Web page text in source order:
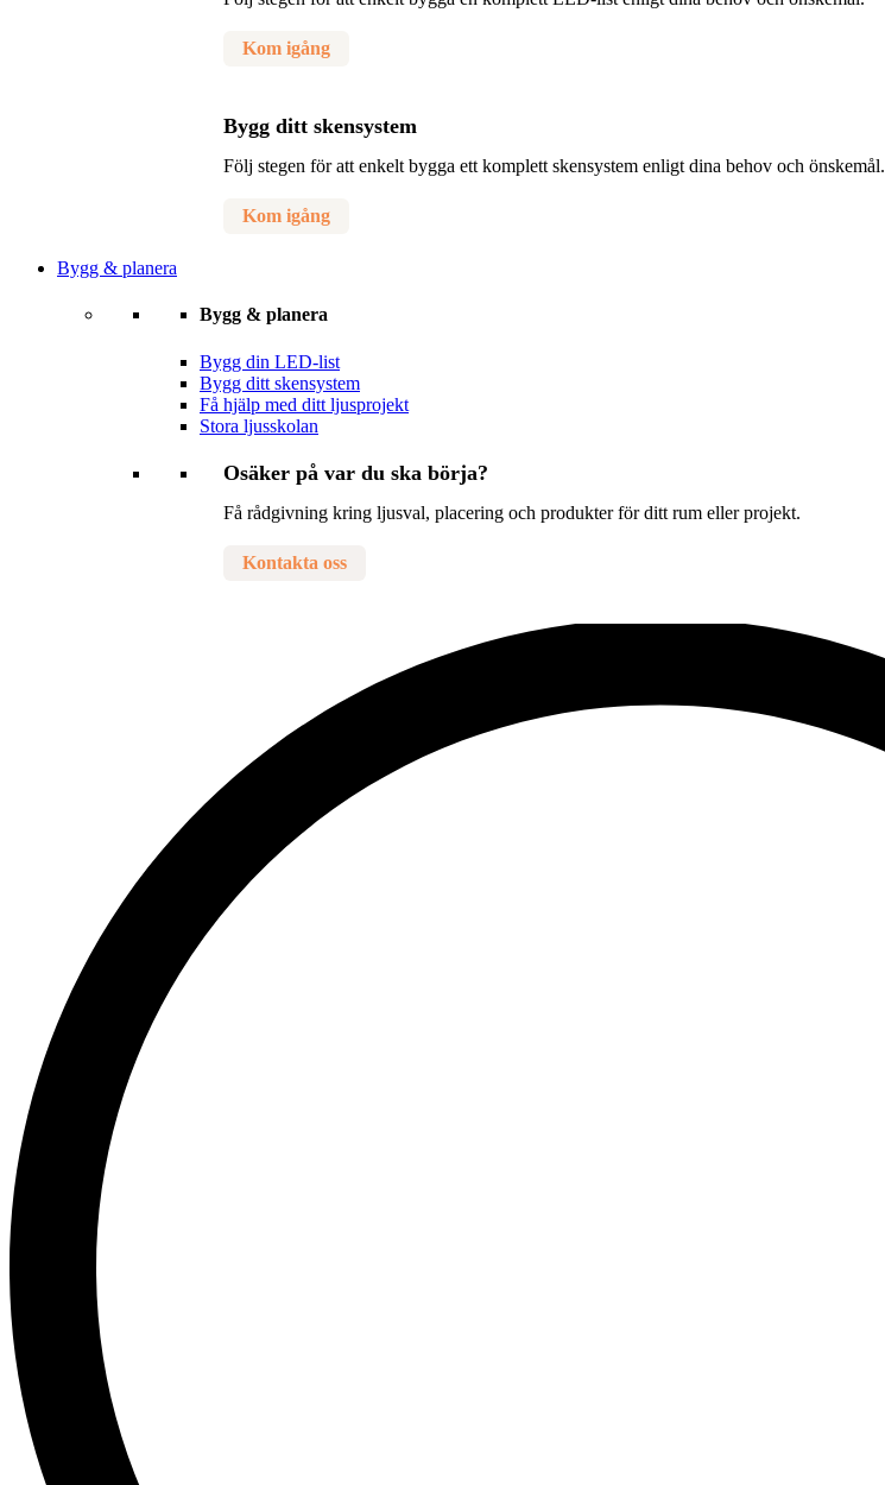
Kom igång
Bygg ditt skensystem
Följ stegen för att enkelt bygga ett komplett skensystem enligt dina behov och önskemål.
Kom igång
Bygg & planera
Bygg & planera
Bygg din LED-list
Bygg ditt skensystem
Få hjälp med ditt ljusprojekt
Stora ljusskolan
Osäker på var du ska börja?
Få rådgivning kring ljusval, placering och produkter för ditt rum eller projekt.
Kontakta oss